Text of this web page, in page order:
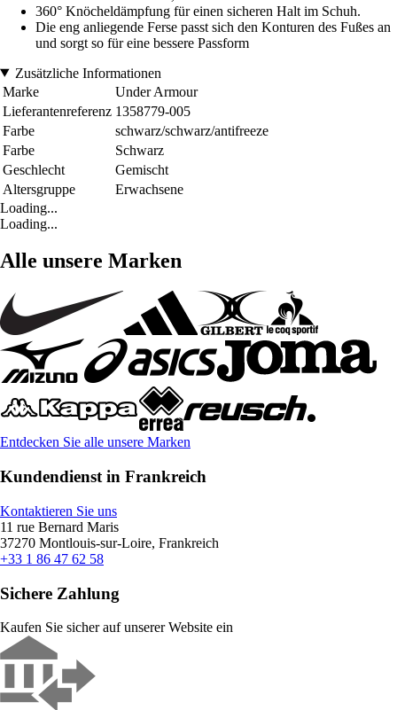
360° Knöcheldämpfung für einen sicheren Halt im Schuh.
Die eng anliegende Ferse passt sich den Konturen des Fußes an
und sorgt so für eine bessere Passform
Zusätzliche Informationen
Marke
Under Armour
Lieferantenreferenz 1358779-005
Farbe
schwarz/schwarz/antifreeze
Farbe
Schwarz
Geschlecht
Gemischt
Altersgruppe
Erwachsene
Loading...
Loading...
Alle unsere Marken
Entdecken Sie alle unsere Marken
Kundendienst in Frankreich
Kontaktieren Sie uns
11 rue Bernard Maris
37270 Montlouis-sur-Loire, Frankreich
+33 1 86 47 62 58
Sichere Zahlung
Kaufen Sie sicher auf unserer Website ein